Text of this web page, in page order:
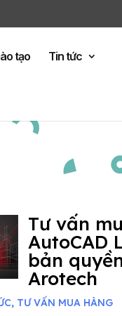
tạo Tin tức
Tư vấn
AutoCAD
bản
Arotech
, TƯ VẤN MUA HÀNG